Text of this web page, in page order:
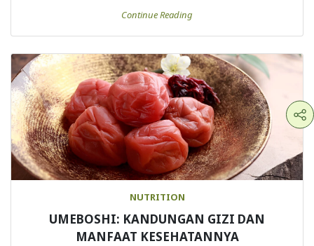
Continue Reading
NUTRITION
UMEBOSHI: KANDUNGAN GIZI DAN
MANFAAT KESEHATANNYA